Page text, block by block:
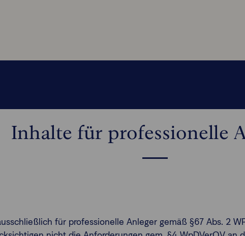
Inhalte für professionelle
für professionelle Anleger gemäß §67 Abs. 2